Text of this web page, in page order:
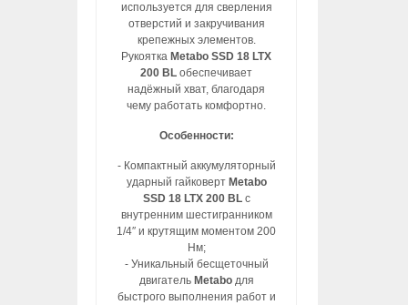
используется для сверления
отверстий и закручивания
крепежных элементов.
Рукоятка Metabo SSD 18 LTX
200 BL обеспечивает
надёжный хват, благодаря
чему работать комфортно.
Особенности:
- Компактный аккумуляторный
ударный гайковерт Metabo
SSD 18 LTX 200 BLс
внутренним шестигранником
1/4″ и крутящим моментом 200
Нм;
- Уникальный бесщеточный
двигатель Metaboдля
быстрого выполнения работ и